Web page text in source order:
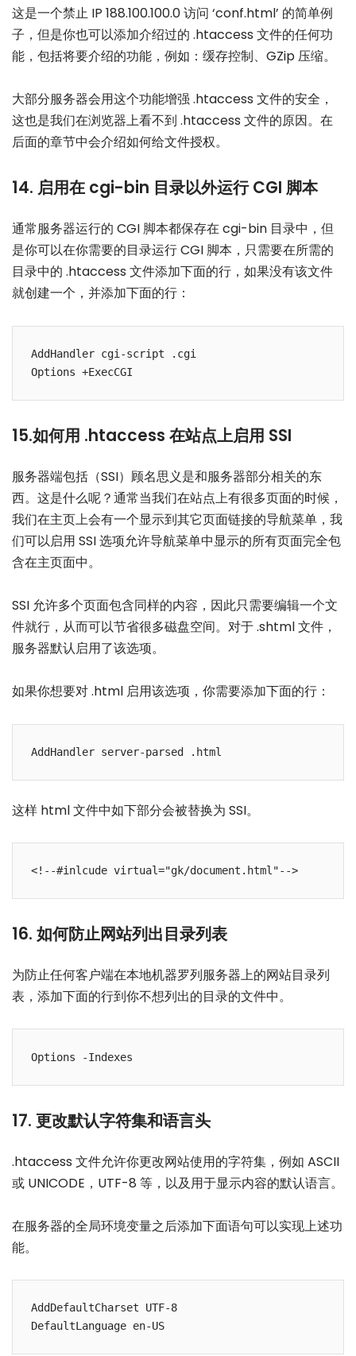
这是一个禁止 IP 188.100.100.0 访问 ‘conf.html’ 的简单例
子，但是你也可以添加介绍过的 .htaccess 文件的任何功
能，包括将要介绍的功能，例如：缓存控制、GZip 压缩。
大部分服务器会用这个功能增强 .htaccess 文件的安全，
这也是我们在浏览器上看不到 .htaccess 文件的原因。在
后面的章节中会介绍如何给文件授权。
14. 启用在 cgi-bin 目录以外运行 CGI 脚本
通常服务器运行的 CGI 脚本都保存在 cgi-bin 目录中，但
是你可以在你需要的目录运行 CGI 脚本，只需要在所需的
目录中的 .htaccess 文件添加下面的行，如果没有该文件
就创建一个，并添加下面的行：
AddHandler cgi-script .cgi
15.如何用 .htaccess 在站点上启用 SSI
服务器端包括（SSI）顾名思义是和服务器部分相关的东
西。这是什么呢？通常当我们在站点上有很多页面的时候，
我们在主页上会有一个显示到其它页面链接的导航菜单，我
们可以启用 SSI 选项允许导航菜单中显示的所有页面完全包
含在主页面中。
SSI 允许多个页面包含同样的内容，因此只需要编辑一个文
件就行，从而可以节省很多磁盘空间。对于 .shtml 文件，
服务器默认启用了该选项。
如果你想要对 .html 启用该选项，你需要添加下面的行：
这样 html 文件中如下部分会被替换为 SSI。
16. 如何防止网站列出目录列表
为防止任何客户端在本地机器罗列服务器上的网站目录列
表，添加下面的行到你不想列出的目录的文件中。
17. 更改默认字符集和语言头
.htaccess 文件允许你更改网站使用的字符集，例如 ASCII
或 UNICODE，UTF-8 等，以及用于显示内容的默认语言。
在服务器的全局环境变量之后添加下面语句可以实现上述功
能。
AddDefaultCharset UTF-8